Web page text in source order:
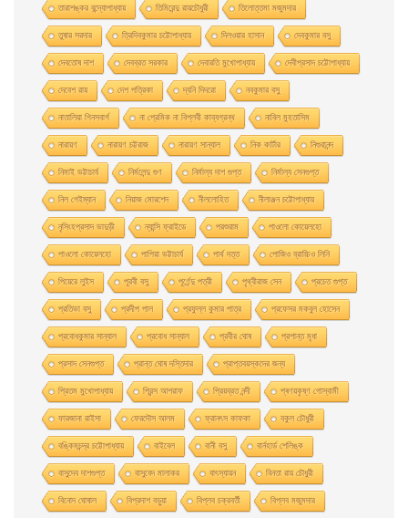
তারাশঙ্কর বন্দ্যোপাধ্যায় তিমিরেন্দু রায়চৌধুরী তিলোত্তমা মজুমদার
তুষার সরদার ত্রিদিবকুমার চট্টোপাধ্যায় দিলওয়ার হাসান দেবকুমার বসু
দেবতোষ দাশ দেবব্রত সরকার দেবারতি মুখােপাধ্যায় দেবীপ্রসাদ চট্টোপাধ্যায়
দেবেশ রায় দেশ পত্রিকা দ্যনি দিদরো নবকুমার বসু
নাতালিয়া গিনসবার্গ না প্রেমিক না বিপ্লবী কাব্যগ্রন্থ নাবিল মুহতাসিম
নারায়ণ নারায়ণ চট্টরাজ নারায়ণ সান্যাল নিক কার্টার নিগুরানন্দ
নিমাই ভট্টাচার্য নির্মলেন্দু গুণ নির্মাল্য দাশ গুপ্ত নির্মাল্য সেনগুপ্ত
নিল গেইম্যান নিয়াজ মোরশেদ নীললােহিত নীলাঞ্জন চট্টোপাধ্যায়
নৃসিংহপ্রসাদ ভাদুড়ী ন্যান্সি ফ্রাইডে পরশুরাম পাওলাে কোয়েলহাে
পাওলাে কোয়েলহো পাপিয়া ভট্টাচার্য পার্থ দত্ত পােজিও ব্রাচ্চিও লিনি
পিয়েরে লুইস পূরবী বসু পূর্ণেন্দু পত্রী পৃথ্বীরাজ সেন প্রচেত গুপ্ত
প্রতিভা বসু প্রদীপ পাল প্রফুল্ল কুমার পাত্র প্রফেসর মকবুল হােসেন
প্রবােধকুমার সান্যাল প্রবােধ সান্যাল প্রবীর ঘােষ প্রশান্ত মৃধা
প্রসাদ সেনগুপ্ত প্রান্ত ঘোষ দস্তিদার প্রাপ্তবয়স্কদের জন্য
প্রিতম মুখোপাধ্যায় প্রিন্স আশরাফ প্রিয়ব্রত নন্দী প্ৰণয়কৃষ্ণ গোস্বামী
ফারজানা রাইসা ফেরদৌস আলম ফ্রানৎস কাফকা বকুল চৌধুরী
বঙ্কিমচন্দ্র চট্টোপাধ্যায় বাইবেল বানী বসু বার্নহার্ড শেলিঙ্ক
বাসুদেব দাশগুপ্ত বাসুবেদ মালাকর বাৎস্যায়ন বিনতা রায় চৌধুরী
বিনোদ ঘোষাল বিপ্রদাশ বড়ুয়া বিপ্লব চক্রবর্তী বিপ্লব মজুমদার